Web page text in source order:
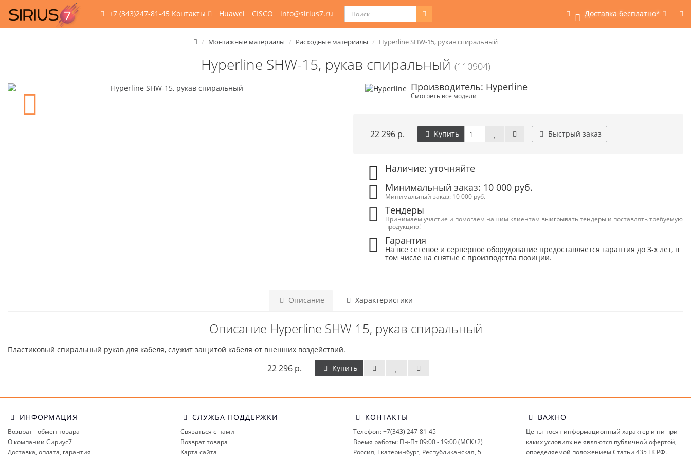
+7 (343)247-81-45 Контакты Huawei CISCO info@sirius7.ru 0 Доставка бесплатно*
Монтажные материалы Расходные материалы Hyperline SHW-15, рукав спиральный
Hyperline SHW-15, рукав спиральный (110904)
Производитель: Hyperline
Смотреть все модели
22 296 р. Купить Быстрый заказ
Наличие: уточняйте
Минимальный заказ: 10 000 руб.
Минимальный заказ: 10 000 руб.
Тендеры
Принимаем участие и помогаем нашим клиентам выигрывать тендеры и поставлять требуемую
продукцию!
Гарантия
На всё сетевое и серверное оборудование предоставляется гарантия до 3-х лет, в
том числе на снятые с производства позиции.
Описание Характеристики
Описание Hyperline SHW-15, рукав спиральный
Пластиковый спиральный рукав для кабеля, служит защитой кабеля от внешних воздействий.
22 296 р. Купить
ИНФОРМАЦИЯ
Возврат - обмен товара
О компании Сириус7
Доставка, оплата, гарантия
СЛУЖБА ПОДДЕРЖКИ
Связаться с нами
Возврат товара
Карта сайта
КОНТАКТЫ
Телефон: +7(343) 247-81-45
Время работы: Пн-Пт 09:00 - 19:00 (МСК+2)
Россия, Екатеринбург, Республиканская, 5
ВАЖНО
Цены носят информационный характер и ни при
каких условиях не являются публичной офертой,
определяемой положением Статьи 435 ГК РФ.